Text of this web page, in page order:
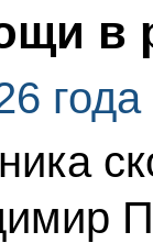
в
года